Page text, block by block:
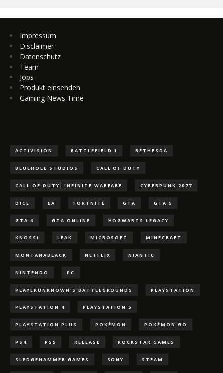
Impressum
Disclaimer
Datenschutz
Team
Jobs
Produkt einsenden
Gaming News Time
ACTIVISION BATTLEFIELD 1 BETHESDA
BLUEHOLE STUDIOS CALL OF DUTY
CALL OF DUTY: INFINITE WARFARE CYBERPUNK 2077
DICE EA FORTNITE GTA GTA 5
GTA 6 GTA ONLINE HOGWARTS LEGACY
KNOSSI LEAK MICROSOFT MINECRAFT
MONTANABLACK NETFLIX NIANTIC
NINTENDO PC
PLAYERUNKNOWN'S BATTLEGROUNDS PLAYSTATION
PLAYSTATION 4 PLAYSTATION 5
PLAYSTATION PLUS POKÈMON POKÉMON GO
PS4 PS5 RELEASE ROCKSTAR GAMES
SLEDGEHAMMER GAMES SONY STEAM